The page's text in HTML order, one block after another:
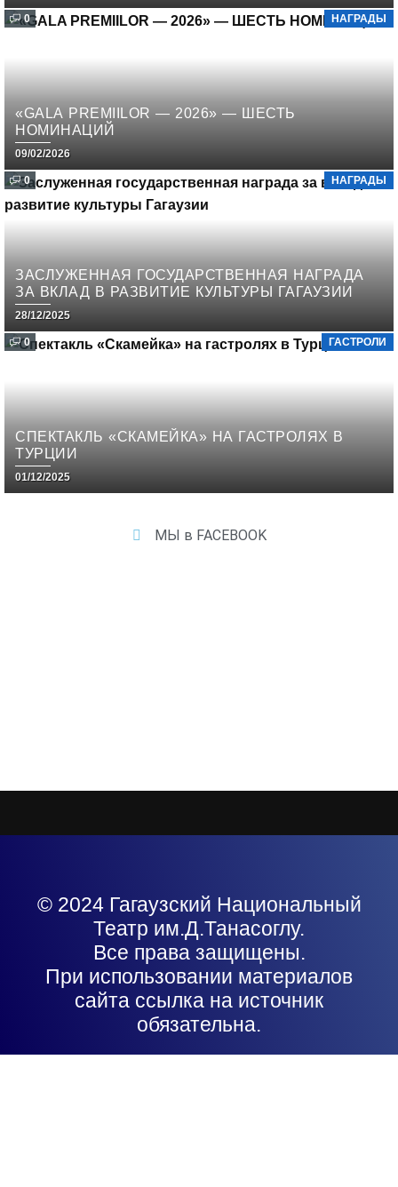
0 НАГРАДЫ
«GALA PREMIILOR — 2026» — ШЕСТЬ
НОМИНАЦИЙ
09/02/2026
0 НАГРАДЫ
ЗАСЛУЖЕННАЯ ГОСУДАРСТВЕННАЯ НАГРАДА
ЗА ВКЛАД В РАЗВИТИЕ КУЛЬТУРЫ ГАГАУЗИИ
28/12/2025
0 ГАСТРОЛИ
СПЕКТАКЛЬ «СКАМЕЙКА» НА ГАСТРОЛЯХ В
ТУРЦИИ
01/12/2025
МЫ в FACEBOOK
© 2024 Гагаузский Национальный
Театр им.Д.Танасоглу.
Все права защищены.
При использовании материалов
сайта ссылка на источник
обязательна.